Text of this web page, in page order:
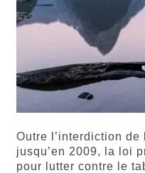
Outre l’interdiction
jusqu’en 2009, la loi
pour lutter contre le